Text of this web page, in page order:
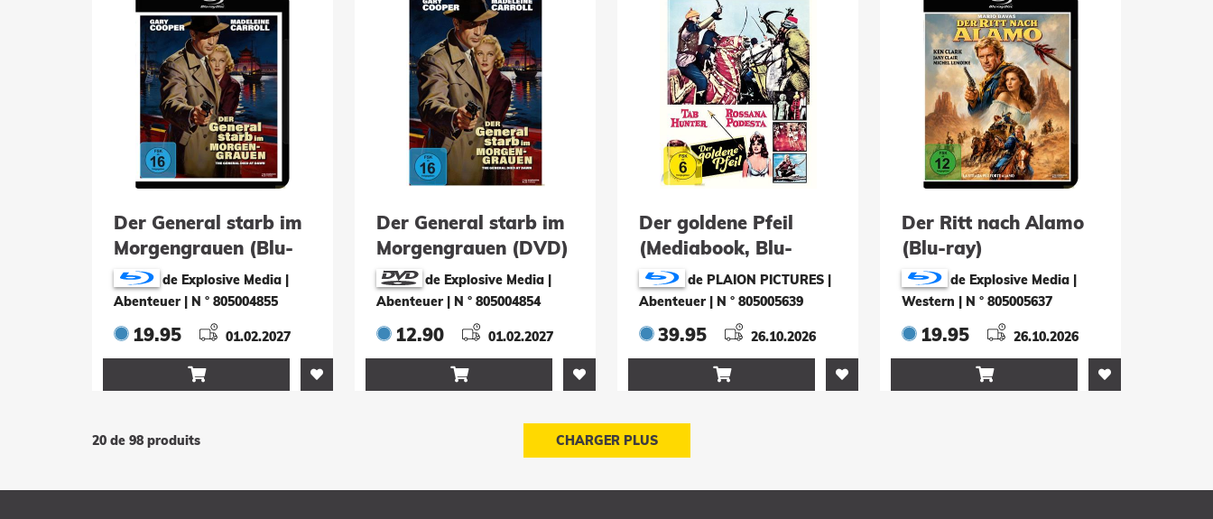
Der General starb im
Morgengrauen (Blu-
ray)
de Explosive Media |
Abenteuer | N ° 805004855
19.95 01.02.2027

Der General starb im
Morgengrauen (DVD)
de Explosive Media |
Abenteuer | N ° 805004854
12.90 01.02.2027

Der goldene Pfeil
(Mediabook, Blu-
ray+DVD)de PLAION PICTURES |
Abenteuer | N ° 805005639
39.95 26.10.2026

Der Ritt nach Alamo
(Blu-ray)
de Explosive Media |
Western | N ° 805005637
19.95 26.10.2026

20 de 98 produits CHARGER PLUS